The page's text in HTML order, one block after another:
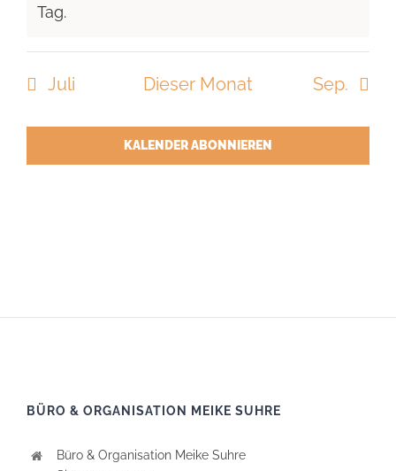
Hinweis
Tag.
Juli Dieser Monat Sep.
KALENDER ABONNIEREN
BÜRO & ORGANISATION MEIKE SUHRE
Büro & Organisation Meike Suhre